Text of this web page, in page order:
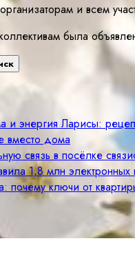
и всем
была
и энергия Ларисы:
вместо дома
связь в посёлке
1,8 млн
почему ключи от